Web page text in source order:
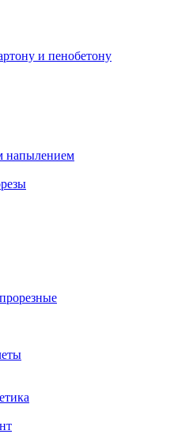
и пенобетону
напылением